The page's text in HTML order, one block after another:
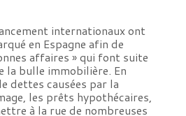
internationaux ont
en Espagne afin de
affaires » qui font suite
la bulle immobilière. En
dettes causées par la
les prêts hypothécaires,
à la rue de nombreuses